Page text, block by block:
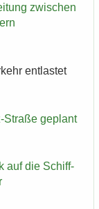
zwi­schen
ent­las­tet
Straße ge­plant
auf die Schiff­